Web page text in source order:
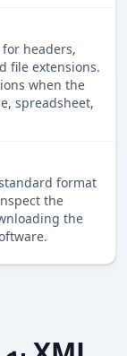
headers,
file extensions.
when the
spreadsheet,
format
the
the